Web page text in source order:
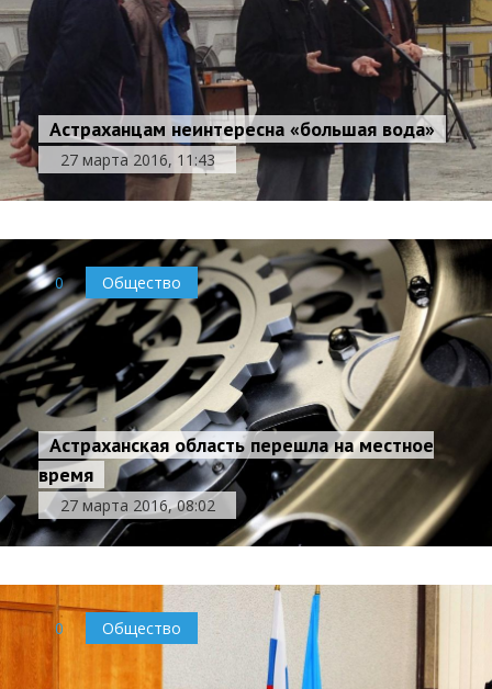
Астраханцам неинтересна «большая вода»
27 марта 2016, 11:43
0 Общество
Астраханская область перешла на местное
время
27 марта 2016, 08:02
0 Общество